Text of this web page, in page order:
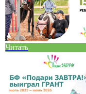
Читать